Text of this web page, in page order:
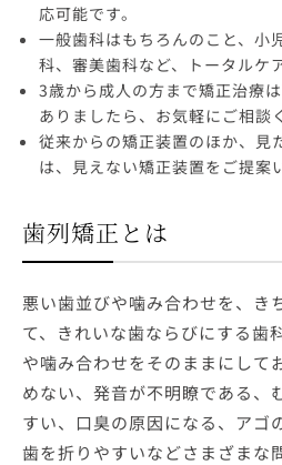
応可能です。
一般歯科はもちろんのこと、小
科、審美歯科など、トータルケ
3歳から成人の方まで矯正治療
ありましたら、お気軽にご相談
従来からの矯正装置のほか、見
は、見えない矯正装置をご提案
歯列矯正とは
悪い歯並びや噛み合わせを、き
て、きれいな歯ならびにする歯
や噛み合わせをそのままにして
めない、発音が不明瞭である、
すい、口臭の原因になる、アゴ
歯を折りやすいなどさまざまな